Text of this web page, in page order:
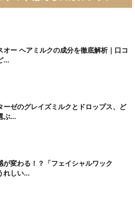
オー ヘアミルクの成分を徹底解析｜口コ
...
ーゼのグレイズミルクとドロップス、ど
ぶ...
が変わる！？「フェイシャルワック
れしい...